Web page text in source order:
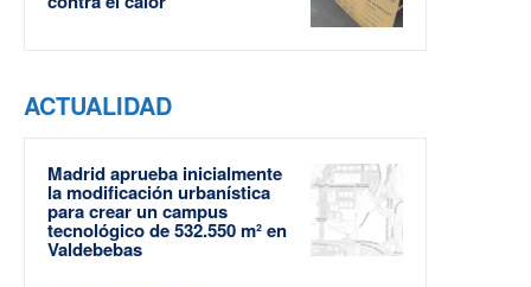
ACTUALIDAD
Madrid aprueba inicialmente
la modificación urbanística
para crear un campus
tecnológico de 532.550 m² en
Valdebebas